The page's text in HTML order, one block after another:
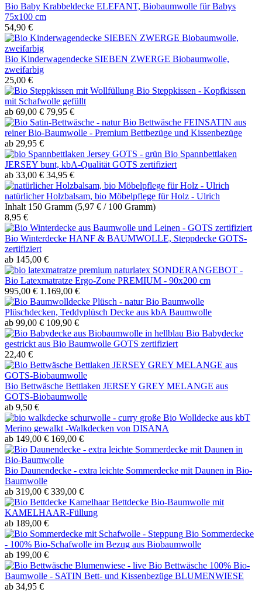
Bio Baby Krabbeldecke ELEFANT, Biobaumwolle für Babys
75x100 cm
54,90 €
Bio Kinderwagendecke SIEBEN ZWERGE Biobaumwolle,
zweifarbig
25,00 €
Bio Steppkissen - Kopfkissen
mit Schafwolle gefüllt
ab 69,00 € 79,95 €
Bio Bettwäsche FEINSATIN aus
reiner Bio-Baumwolle - Premium Bettbezüge und Kissenbezüge
ab 29,95 €
Bio Spannbettlaken
JERSEY bunt, kbA-Qualität GOTS zertifiziert
ab 33,00 € 34,95 €
natürlicher Holzbalsam, bio Möbelpflege für Holz - Ulrich
Inhalt 150 Gramm (5,97 € / 100 Gramm)
8,95 €
Bio Winterdecke HANF & BAUMWOLLE, Steppdecke GOTS-
zertifiziert
ab 145,00 €
SONDERANGEBOT -
Bio Latexmatratze Ergo-Zone PREMIUM - 90x200 cm
995,00 € 1.169,00 €
Bio Baumwolle
Plüschdecken, Teddyplüsch Decke aus kbA Baumwolle
ab 99,00 € 109,90 €
Bio Babydecke
gestrickt aus Bio Baumwolle GOTS zertifiziert
22,40 €
Bio Bettwäsche Bettlaken JERSEY GREY MELANGE aus
GOTS-Biobaumwolle
ab 9,50 €
große Bio Wolldecke aus kbT
Merino gewalkt -Walkdecken von DISANA
ab 149,00 € 169,00 €
Bio Daunendecke - extra leichte Sommerdecke mit Daunen in Bio-
Baumwolle
ab 319,00 € 339,00 €
Bettdecke Bio-Baumwolle mit
KAMELHAAR-Füllung
ab 189,00 €
Bio Sommerdecke
- 100% Bio-Schafwolle im Bezug aus Biobaumwolle
ab 199,00 €
Bio Bettwäsche 100% Bio-
Baumwolle - SATIN Bett- und Kissenbezüge BLUMENWIESE
ab 34,95 €